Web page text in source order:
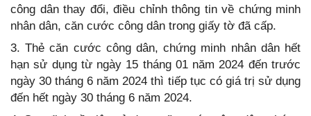
công dân thay đổi, điều chỉnh thông tin về chứng minh
nhân dân, căn cước công dân trong giấy tờ đã cấp.
3. Thẻ căn cước công dân, chứng minh nhân dân hết
hạn sử dụng từ ngày 15 tháng 01 năm 2024 đến trước
ngày 30 tháng 6 năm 2024 thì tiếp tục có giá trị sử dụng
đến hết ngày 30 tháng 6 năm 2024.